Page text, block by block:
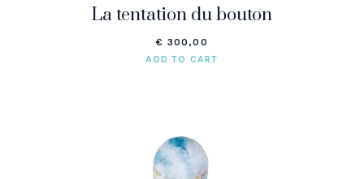
La tentation du bouton
€ 300,00
ADD TO CART